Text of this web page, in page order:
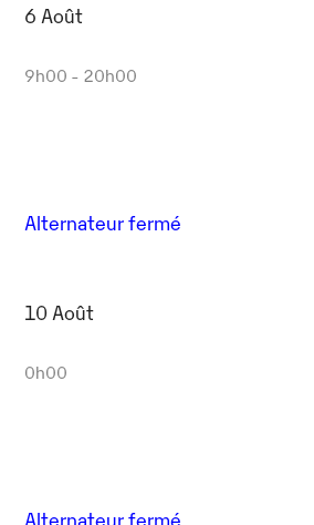
6 Août
9h00 - 20h00
Alternateur fermé
10 Août
0h00
Alternateur fermé